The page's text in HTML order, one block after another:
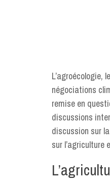
négociations
remise en
discussions
discussion sur
sur l’agriculture